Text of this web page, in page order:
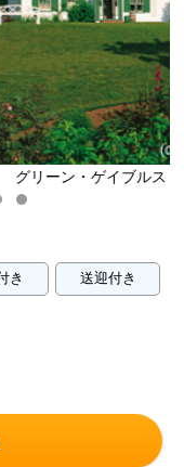
ウス/イメージ
き 送迎付き